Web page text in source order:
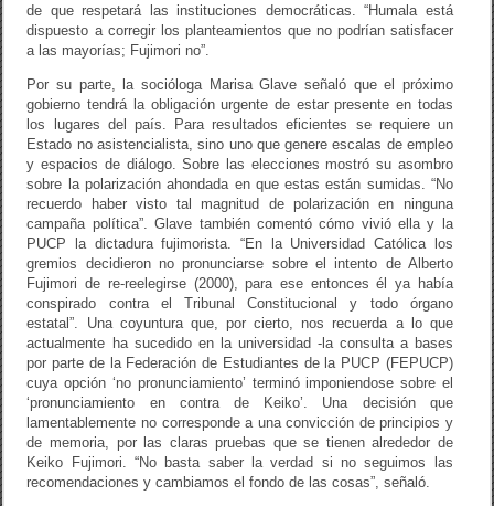
de que respetará las instituciones democráticas. “Humala está
dispuesto a corregir los planteamientos que no podrían satisfacer
a las mayorías; Fujimori no”.
Por su parte, la socióloga Marisa Glave señaló que el próximo
gobierno tendrá la obligación urgente de estar presente en todas
los lugares del país. Para resultados eficientes se requiere un
Estado no asistencialista, sino uno que genere escalas de empleo
y espacios de diálogo. Sobre las elecciones mostró su asombro
sobre la polarización ahondada en que estas están sumidas. “No
recuerdo haber visto tal magnitud de polarización en ninguna
campaña política”. Glave también comentó cómo vivió ella y la
PUCP la dictadura fujimorista. “En la Universidad Católica los
gremios decidieron no pronunciarse sobre el intento de Alberto
Fujimori de re-reelegirse (2000), para ese entonces él ya había
conspirado contra el Tribunal Constitucional y todo órgano
estatal”. Una coyuntura que, por cierto, nos recuerda a lo que
actualmente ha sucedido en la universidad -la consulta a bases
por parte de la Federación de Estudiantes de la PUCP (FEPUCP)
cuya opción ‘no pronunciamiento’ terminó imponiendose sobre el
‘pronunciamiento en contra de Keiko’. Una decisión que
lamentablemente no corresponde a una convicción de principios y
de memoria, por las claras pruebas que se tienen alrededor de
Keiko Fujimori. “No basta saber la verdad si no seguimos las
recomendaciones y cambiamos el fondo de las cosas”, señaló.